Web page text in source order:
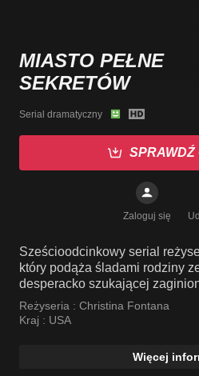
MIASTO PEŁNE
SEKRETÓW
Serial dramatyczny
SPRAWDŹ
Zaloguj się
Sześcioodcinkowy serial
który podąża śladami rodziny
desperacko szukającej
Reżyseria : Christina Fontana
Kraj : USA
Więcej